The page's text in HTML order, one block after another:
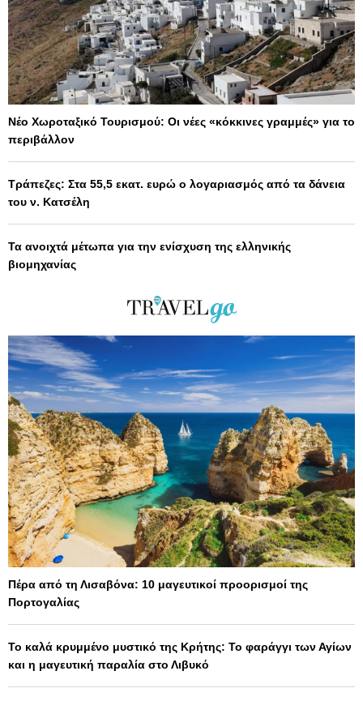
Νέο Χωροταξικό Τουρισμού: Οι νέες «κόκκινες γραμμές» για το
περιβάλλον
Τράπεζες: Στα 55,5 εκατ. ευρώ ο λογαριασμός από τα δάνεια
του ν. Κατσέλη
Τα ανοιχτά μέτωπα για την ενίσχυση της ελληνικής
βιομηχανίας
Πέρα από τη Λισαβόνα: 10 μαγευτικοί προορισμοί της
Πορτογαλίας
Το καλά κρυμμένο μυστικό της Κρήτης: Το φαράγγι των Αγίων
και η μαγευτική παραλία στο Λιβυκό